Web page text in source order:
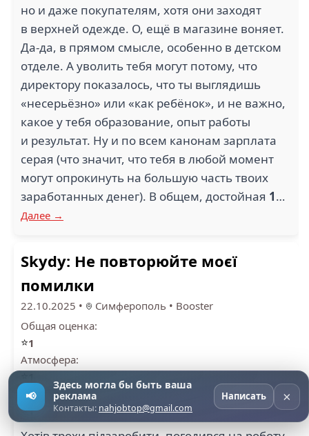
но и даже покупателям, хотя они заходят
в верхней одежде. О, ещё в магазине воняет.
Да-да, в прямом смысле, особенно в детском
отделе. А уволить тебя могут потому, что
директору показалось, что ты выглядишь
«несерьёзно» или «как ребёнок», и не важно,
какое у тебя образование, опыт работы
и результат. Ну и по всем канонам зарплата
серая (что значит, что тебя в любой момент
могут опрокинуть на большую часть твоих
заработанных денег). В общем, достойная 1…
Далее →
Skydy: Не повторюйте моєї
помилки
22.10.2025 • Симферополь • Booster
Общая оценка:
⭐1
Атмосфера:
⭐
Руководство:
⭐1
📢
Здесь могла бы быть ваша
реклама
Контакты: nahjobtop@gmail.com
Написать ×